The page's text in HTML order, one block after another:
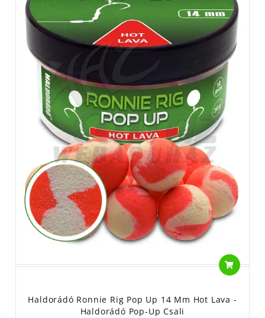
Haldorádó Ronnie Rig Pop Up 14 Mm Hot Lava -
Haldorádó Pop-Up Csali